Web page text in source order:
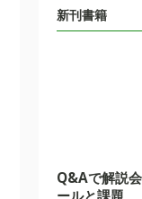
新刊書籍
Q&Aで解説